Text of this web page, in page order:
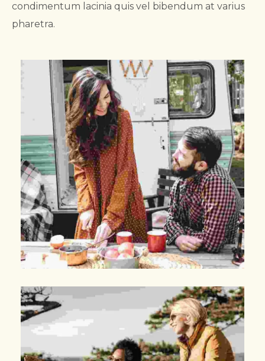
condimentum lacinia quis vel bibendum at varius
pharetra.